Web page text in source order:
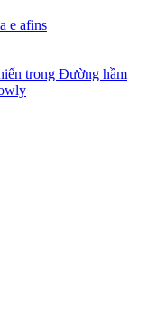
e afins
trong Đường hầm